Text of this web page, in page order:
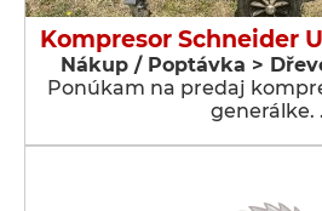
Kompresor Schneider
Nákup / Poptávka >
Ponúkam na predaj
generálke.